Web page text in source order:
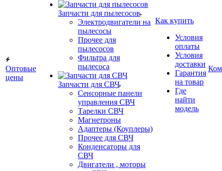
Оптовые
цены
Запчасти для пылесосов
Электродвигатели на
пылесосы
Прочее для
пылесосов
Фильтра для
пылесоса
Запчасти для СВЧ
Сенсорные панели
управления СВЧ
Тарелки СВЧ
Магнетроны
Адаптеры (Коуплеры)
Прочее для СВЧ
Конденсаторы для
СВЧ
Двигатели , моторы
Как купить
Условия
оплаты
Условия
доставки
Гарантия
на товар
Где
найти
модель